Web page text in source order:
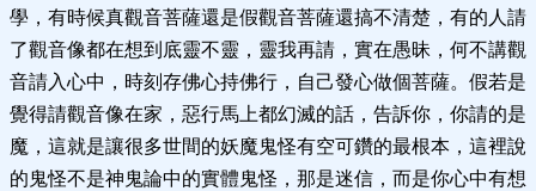
學，有時候真觀音菩薩還是假觀音菩薩還搞不清楚，有的人請
了觀音像都在想到底靈不靈，靈我再請，實在愚昧，何不講觀
音請入心中，時刻存佛心持佛行，自己發心做個菩薩。假若是
覺得請觀音像在家，惡行馬上都幻滅的話，告訴你，你請的是
魔，這就是讓很多世間的妖魔鬼怪有空可鑽的最根本，這裡說
的鬼怪不是神鬼論中的實體鬼怪，那是迷信，而是你心中有想